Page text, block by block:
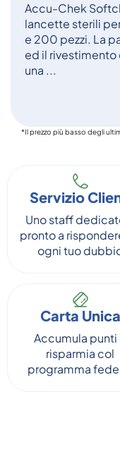
Accu-Chek
lancette sterili
e 200 pezzi. La
ed il
una ...
*Il prezzo più basso degli
Servizio
Uno staff
pronto a
ogni tuo
Carta Unica
Accumula punti
risparmia col
programma